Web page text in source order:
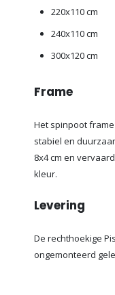
220x110 cm
240x110 cm
300x120 cm
Frame
Het spinpoot
stabiel en
8x4 cm en
kleur.
Levering
De rechthoekige
ongemonteerd